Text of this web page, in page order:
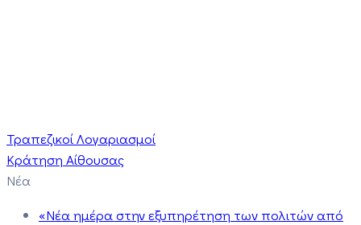
Τραπεζικοί Λογαριασμοί
Κράτηση Αίθουσας
Νέα
«Νέα ημέρα στην εξυπηρέτηση των πολιτών από